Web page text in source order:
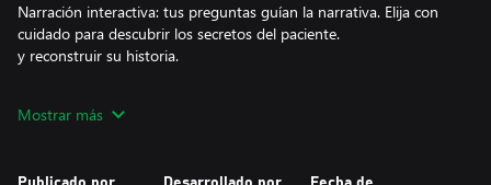
Narración interactiva: tus preguntas guían la narrativa. Elija con
cuidado para descubrir los secretos del paciente.
y reconstruir su historia.
combinando temas que menciona el paciente, lo que permitirá un
Mostrar más